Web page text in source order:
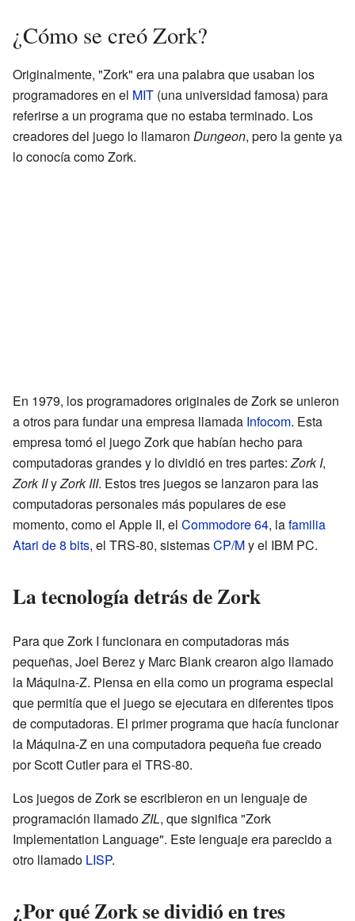
¿Cómo se creó Zork?
Originalmente, "Zork" era una palabra que usaban los
programadores en el MIT (una universidad famosa) para
referirse a un programa que no estaba terminado. Los
creadores del juego lo llamaron Dungeon, pero la gente ya
lo conocía como Zork.
En 1979, los programadores originales de Zork se unieron
a otros para fundar una empresa llamada Infocom. Esta
empresa tomó el juego Zork que habían hecho para
computadoras grandes y lo dividió en tres partes:Zork I,
Zork IIyZork III. Estos tres juegos se lanzaron para las
computadoras personales más populares de ese
momento, como el Apple II, el Commodore 64, lafamilia
Atari de 8 bits, el TRS-80, sistemasCP/My el IBM PC.
La tecnología detrás de Zork
Para que Zork I funcionara en computadoras más
pequeñas, Joel Berez y Marc Blank crearon algo llamado
la Máquina-Z. Piensa en ella como un programa especial
que permitía que el juego se ejecutara en diferentes tipos
de computadoras. El primer programa que hacía funcionar
la Máquina-Z en una computadora pequeña fue creado
por Scott Cutler para el TRS-80.
Los juegos de Zork se escribieron en un lenguaje de
programación llamadoZIL, que significa "Zork
Implementation Language". Este lenguaje era parecido a
otro llamado LISP.
¿Por qué Zork se dividió en tres